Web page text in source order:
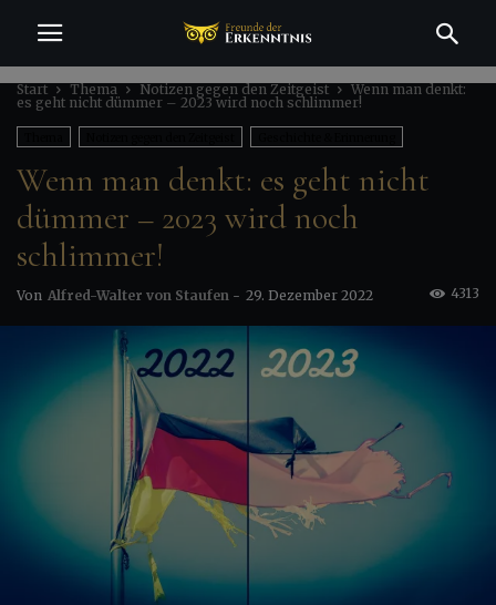
Start Thema Notizen gegen den Zeitgeist
Wenn man denkt:
es geht nicht dümmer – 2023 wird noch schlimmer!
Gesellschaft & Kultur
Politik & Macht
Wenn man denkt: es geht nicht
dümmer – 2023 wird noch
schlimmer!
Von Alfred-Walter von Staufen - 29. Dezember 2022 4313